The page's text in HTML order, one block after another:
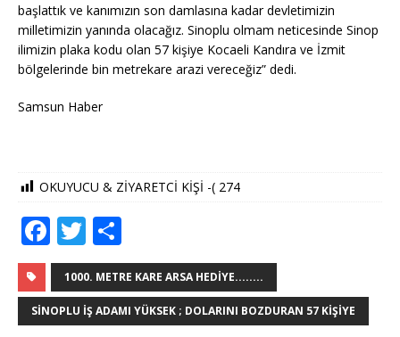
başlattık ve kanımızın son damlasına kadar devletimizin
milletimizin yanında olacağız. Sinoplu olmam neticesinde Sinop
ilimizin plaka kodu olan 57 kişiye Kocaeli Kandıra ve İzmit
bölgelerinde bin metrekare arazi vereceğiz” dedi.
Samsun Haber
OKUYUCU & ZİYARETCİ KİŞİ -( 274
F
a
c
e
T
w
it
te
h
ar
e
1000. METRE KARE ARSA HEDIYE........
SINOPLU İŞ ADAMI YÜKSEK ; DOLARINI BOZDURAN 57 KIŞIYE